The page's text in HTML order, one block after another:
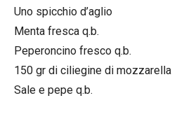
Uno spicchio d’aglio
Menta fresca q.b.
Peperoncino fresco q.b.
150 gr di ciliegine di mozzarella
Sale e pepe q.b.